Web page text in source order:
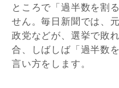
ところで「過半数を割
せん。毎日新聞では、
政党などが、選挙で敗
合、しばしば「過半数
言い方をします。